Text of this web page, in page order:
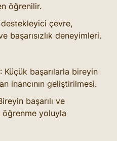
öğrenilir.
çevre,
başarısızlık deneyimleri.
: Küçük başarılarla bireyin
inancının geliştirilmesi.
başarılı ve
yoluyla